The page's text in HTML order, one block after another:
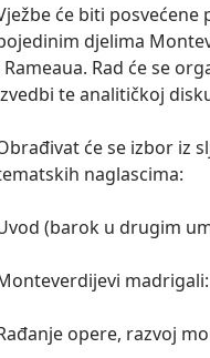
će biti
djelima
Rameaua. Rad će se
te analitičkoj
će se izbor iz
naglascima:
(barok u drugim
opere, razvoj